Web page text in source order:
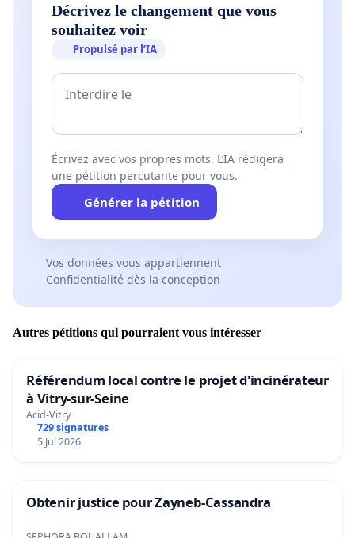
Décrivez le changement que vous
souhaitez voir
Propulsé par l’IA
Écrivez avec vos propres mots. L’IA rédigera
une pétition percutante pour vous.
Générer la pétition
Vos données vous appartiennent
Confidentialité dès la conception
Autres pétitions qui pourraient vous intéresser
Référendum local contre le projet d'incinérateur
à Vitry-sur-Seine
Acid-Vitry
729 signatures
5 Jul 2026
Obtenir justice pour Zayneb-Cassandra